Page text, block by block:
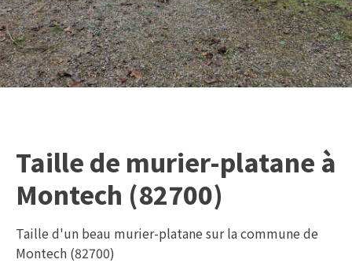
Taille de murier-platane à
Montech (82700)
Taille d'un beau murier-platane sur la commune de
Montech (82700)